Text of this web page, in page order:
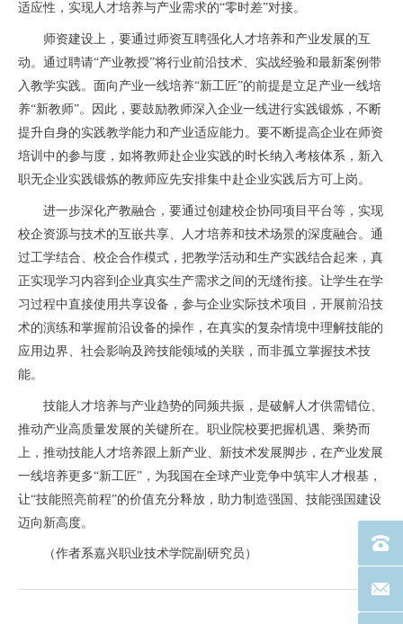
适应性，实现人才培养与产业需求的“零时差”对接。
师资建设上，要通过师资互聘强化人才培养和产业发展的互
动。通过聘请“产业教授”将行业前沿技术、实战经验和最新案例带
入教学实践。面向产业一线培养“新工匠”的前提是立足产业一线培
养“新教师”。因此，要鼓励教师深入企业一线进行实践锻炼，不断
提升自身的实践教学能力和产业适应能力。要不断提高企业在师资
培训中的参与度，如将教师赴企业实践的时长纳入考核体系，新入
职无企业实践锻炼的教师应先安排集中赴企业实践后方可上岗。
进一步深化产教融合，要通过创建校企协同项目平台等，实现
校企资源与技术的互嵌共享、人才培养和技术场景的深度融合。通
过工学结合、校企合作模式，把教学活动和生产实践结合起来，真
正实现学习内容到企业真实生产需求之间的无缝衔接。让学生在学
习过程中直接使用共享设备，参与企业实际技术项目，开展前沿技
术的演练和掌握前沿设备的操作，在真实的复杂情境中理解技能的
应用边界、社会影响及跨技能领域的关联，而非孤立掌握技术技
能。
技能人才培养与产业趋势的同频共振，是破解人才供需错位、
推动产业高质量发展的关键所在。职业院校要把握机遇、乘势而
上，推动技能人才培养跟上新产业、新技术发展脚步，在产业发展
一线培养更多“新工匠”，为我国在全球产业竞争中筑牢人才根基，
让“技能照亮前程”的价值充分释放，助力制造强国、技能强国建设
迈向新高度。
（作者系嘉兴职业技术学院副研究员）
电话
联系